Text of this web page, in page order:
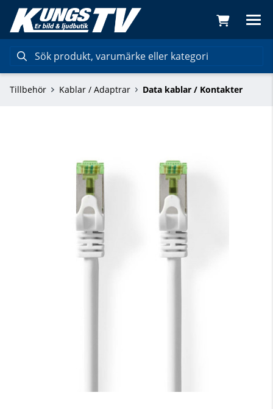
Tillbehör Kablar / Adaptrar Data kablar / Kontakter